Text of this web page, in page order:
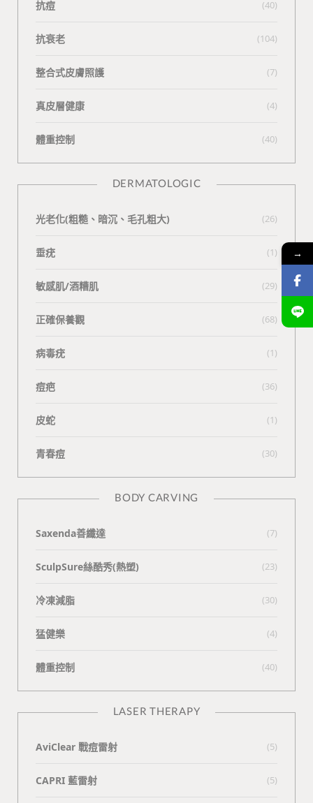
抗痘 (40)
抗衰老 (104)
整合式皮膚照護 (7)
真皮層健康 (4)
體重控制 (40)
DERMATOLOGIC
光老化(粗糙、暗沉、毛孔粗大) (26)
垂疣 (1)
敏感肌/酒糟肌 (29)
正確保養觀 (68)
病毒疣 (1)
痘疤 (36)
皮蛇 (1)
青春痘 (30)
BODY CARVING
Saxenda善纖達 (7)
SculpSure絲酷秀(熱塑) (23)
冷凍減脂 (30)
猛健樂 (4)
體重控制 (40)
LASER THERAPY
AviClear 戰痘雷射 (5)
CAPRI 藍雷射 (5)
→